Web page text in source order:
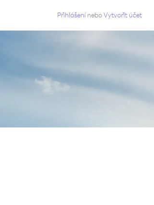
Přihlášení neboVytvořit účet